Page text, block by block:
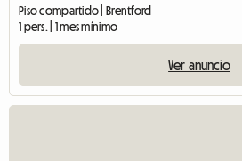
Piso compartido | Brentford
1 pers. | 1 mes mínimo
Ver anuncio